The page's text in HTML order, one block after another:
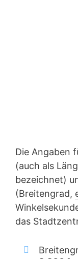
Die Angaben
(auch als
bezeichnet)
(Breitengrad,
das